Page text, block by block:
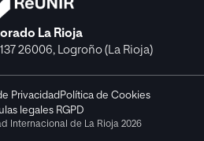
La Rioja
26006, Logroño (La Rioja)
Privacidad Política de Cookies
legales RGPD
Internacional de La Rioja 2026